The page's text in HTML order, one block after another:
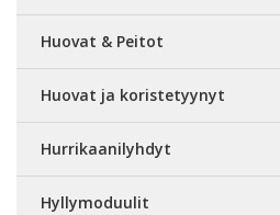
Huovat & Peitot
Huovat ja koristetyynyt
Hurrikaanilyhdyt
Hyllymoduulit